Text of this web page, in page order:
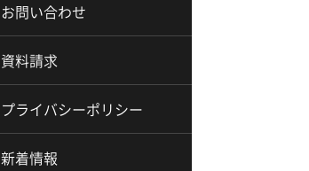
お問い合わせ
資料請求
プライバシーポリシー
新着情報